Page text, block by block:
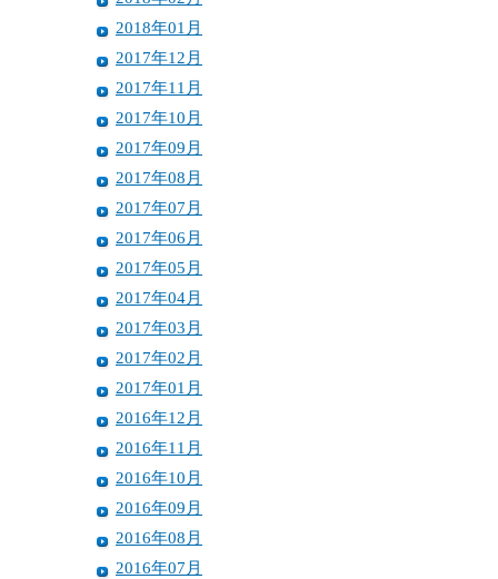
2018年01月
2017年12月
2017年11月
2017年10月
2017年09月
2017年08月
2017年07月
2017年06月
2017年05月
2017年04月
2017年03月
2017年02月
2017年01月
2016年12月
2016年11月
2016年10月
2016年09月
2016年08月
2016年07月